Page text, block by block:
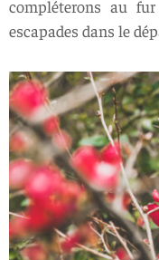
compléterons au
escapades dans le